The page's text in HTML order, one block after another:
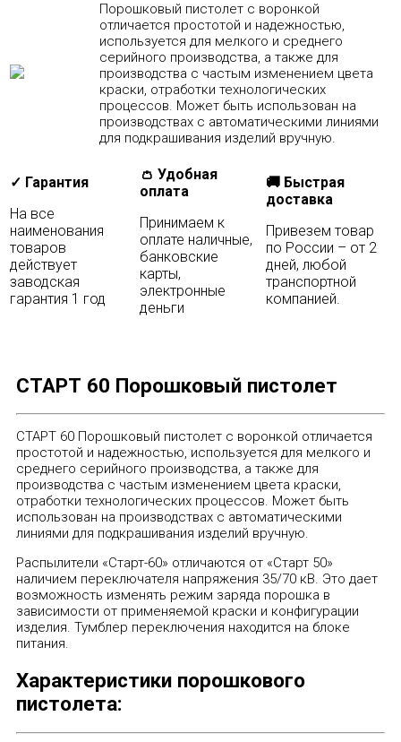
Порошковый пистолет с воронкой
отличается простотой и надежностью,
используется для мелкого и среднего
серийного производства, а также для
производства с частым изменением цвета
краски, отработки технологических
процессов. Может быть использован на
производствах с автоматическими линиями
для подкрашивания изделий вручную.
✓ Гарантия
На все
наименования
товаров
действует
заводская
гарантия 1 год
👛 Удобная
оплата
Принимаем к
оплате наличные,
банковские
карты,
электронные
деньги
🚚 Быстрая
доставка
Привезем товар
по России – от 2
дней, любой
транспортной
компанией.
СТАРТ 60 Порошковый пистолет
СТАРТ 60 Порошковый пистолет с воронкой отличается
простотой и надежностью, используется для мелкого и
среднего серийного производства, а также для
производства с частым изменением цвета краски,
отработки технологических процессов. Может быть
использован на производствах с автоматическими
линиями для подкрашивания изделий вручную.
Распылители «Старт-60» отличаются от «Старт 50»
наличием переключателя напряжения 35/70 кВ. Это дает
возможность изменять режим заряда порошка в
зависимости от применяемой краски и конфигурации
изделия. Тумблер переключения находится на блоке
питания.
Характеристики порошкового
пистолета: